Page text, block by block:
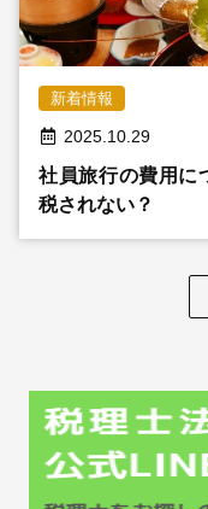
コラム
採用情報
新着情報
2025.10.29
社員旅行の費用に
税されない？